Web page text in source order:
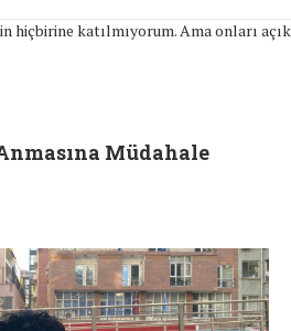
katılmıyorum. Ama onları açıkça
Müdahale